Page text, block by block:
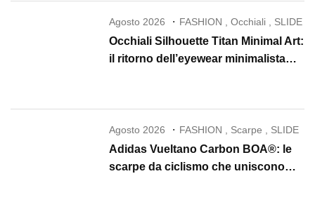
Agosto 2026 FASHION ,Occhiali SLIDE
Occhiali Silhouette Titan Minimal Art:
il ritorno dell’eyewear minimalista
Agosto 2026 FASHION , Scarpe , SLIDE
Adidas Vueltano Carbon BOA®: le
scarpe da ciclismo che uniscono